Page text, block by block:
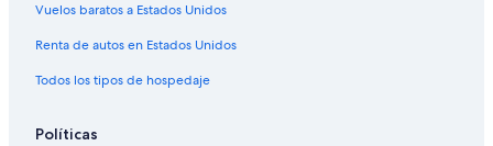
Tiendas de campaña en Ecuador
Casas de campo en Ecuador
Vuelos baratos a Estados Unidos
Renta de autos en Estados Unidos
Todos los tipos de hospedaje
Políticas